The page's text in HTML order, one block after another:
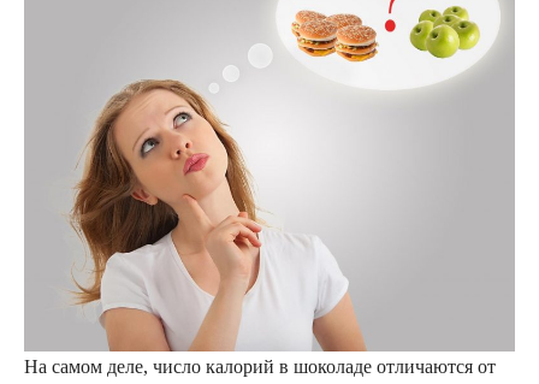
На самом деле, число калорий в шоколаде отличаются от